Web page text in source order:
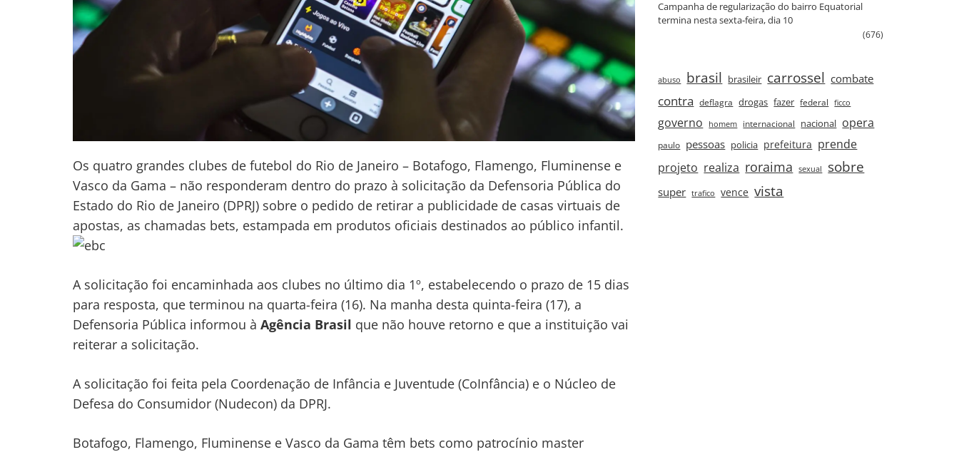
Os quatro grandes clubes de futebol do Rio de Janeiro – Botafogo, Flamengo, Fluminense e
Vasco da Gama – não responderam dentro do prazo à solicitação da Defensoria Pública do
Estado do Rio de Janeiro (DPRJ) sobre o pedido de retirar a publicidade de casas virtuais de
apostas, as chamadas bets, estampada em produtos oficiais destinados ao público infantil.
A solicitação foi encaminhada aos clubes no último dia 1º, estabelecendo o prazo de 15 dias
para resposta, que terminou na quarta-feira (16). Na manha desta quinta-feira (17), a
Defensoria Pública informou à Agência Brasil que não houve retorno e que a instituição vai
reiterar a solicitação.
A solicitação foi feita pela Coordenação de Infância e Juventude (CoInfância) e o Núcleo de
Defesa do Consumidor (Nudecon) da DPRJ.
Botafogo, Flamengo, Fluminense e Vasco da Gama têm bets como patrocínio master
Campanha de regularização do bairro Equatorial
termina nesta sexta‑feira, dia 10
(676)
abuso brasil brasileir carrossel combate
contra deflagra drogas fazer federal ficco
governo homem internacional nacional opera
paulo pessoas policia prefeitura prende
projeto realiza roraima sexual sobre
super trafico vence vista